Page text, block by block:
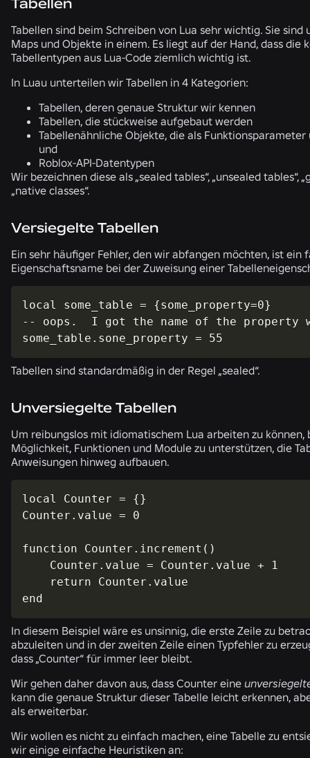
Tabellen sind beim Schreiben von Lua sehr wichtig. Sie sind
Maps und Objekte in einem. Es liegt auf der Hand, dass die
Tabellentypen aus Lua-Code ziemlich wichtig ist.
In Luau unterteilen wir Tabellen in 4 Kategorien:
Tabellen, deren genaue Struktur wir kennen
Tabellen, die stückweise aufgebaut werden
Tabellenähnliche Objekte, die als
und
Roblox-API-Datentypen
Wir bezeichnen diese als „sealed tables“, „unsealed tables“,
„native classes“.
Versiegelte Tabellen
Ein sehr häufiger Fehler, den wir abfangen möchten, ist ein
Eigenschaftsname bei der Zuweisung einer
local some_table = {some_property=0}
-- oops.  I got the name of the property
some_table.sone_property = 55
Tabellen sind standardmäßig in der Regel „sealed“.
Unversiegelte Tabellen
Um reibungslos mit idiomatischem Lua arbeiten zu
Möglichkeit, Funktionen und Module zu unterstützen, die
Anweisungen hinweg aufbauen.
local Counter = {}
Counter.value = 0
function Counter.increment()
    Counter.value = Counter.value + 1
    return Counter.value
end
In diesem Beispiel wäre es unsinnig, die erste Zeile zu
abzuleiten und in der zweiten Zeile einen Typfehler zu
dass „Counter“ für immer leer bleibt.
Wir gehen daher davon aus, dass Counter eine
kann die genaue Struktur dieser Tabelle leicht erkennen,
als erweiterbar.
Wir wollen es nicht zu einfach machen, eine Tabelle zu
wir einige einfache Heuristiken an: